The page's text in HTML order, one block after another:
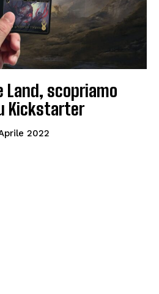
Land, scopriamo
Kickstarter
2022